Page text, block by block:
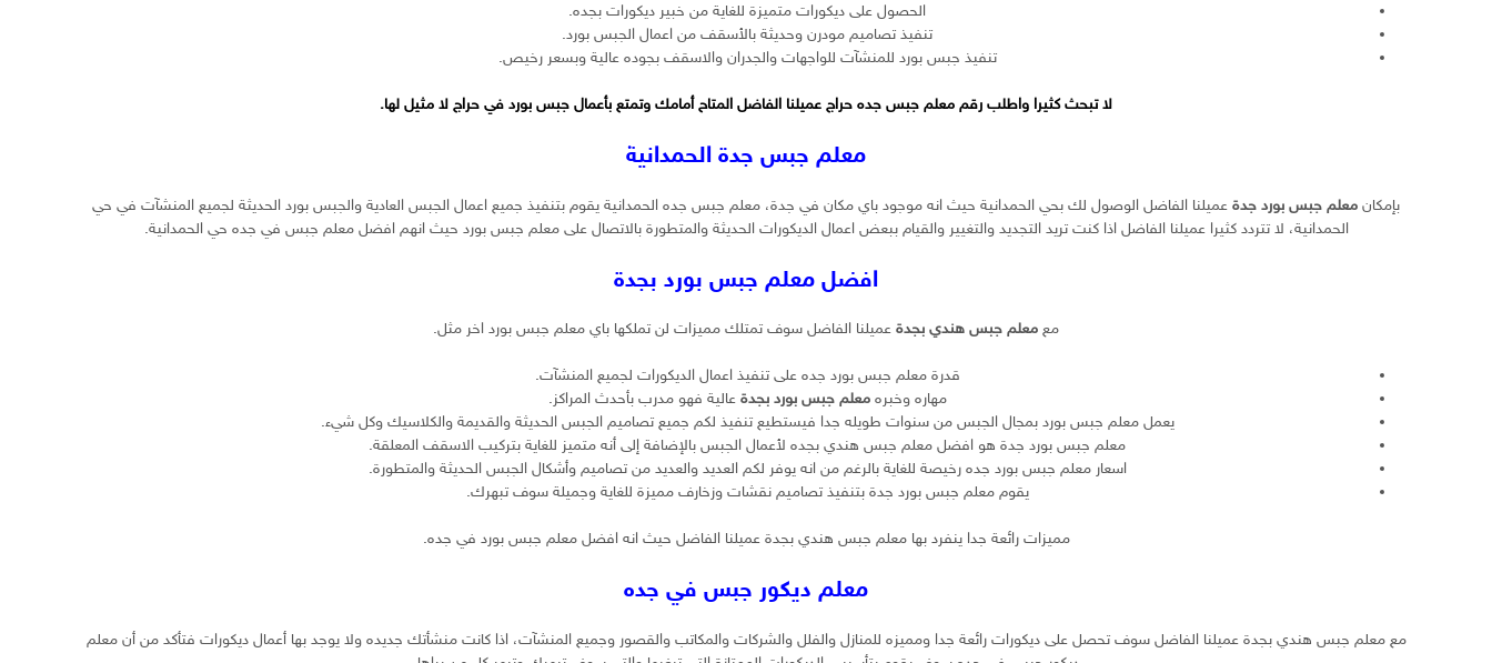
الحصول على ديكورات متميزة للغاية من خبير ديكورات بجده.
تنفيذ تصاميم مودرن وحديثة بالأسقف من اعمال الجبس بورد.
تنفيذ جبس بورد للمنشآت للواجهات والجدران والاسقف بجوده عالية وبسعر رخيص.
لا تبحث كثيرا واطلب رقم معلم جبس جده حراج عميلنا الفاضل المتاح أمامك وتمتع بأعمال جبس بورد في حراج لا مثيل لها.
معلم جبس جدة الحمدانية
بإمكان معلم جبس بورد جدة عميلنا الفاضل الوصول لك بحي الحمدانية حيث انه موجود باي مكان في جدة، معلم جبس جده الحمدانية يقوم بتنفيذ جميع اعمال الجبس العادية والجبس بورد الحديثة لجميع المنشآت في حي
الحمدانية، لا تتردد كثيرا عميلنا الفاضل اذا كنت تريد التجديد والتغيير والقيام ببعض اعمال الديكورات الحديثة والمتطورة بالاتصال على معلم جبس بورد حيث انهم افضل معلم جبس في جده حي الحمدانية.
افضل معلم جبس بورد بجدة
مع معلم جبس هندي بجدة عميلنا الفاضل سوف تمتلك مميزات لن تملكها باي معلم جبس بورد اخر مثل.
قدرة معلم جبس بورد جده على تنفيذ اعمال الديكورات لجميع المنشآت.
مهاره وخبرهمعلم جبس بورد بجدة عالية فهو مدرب بأحدث المراكز.
يعمل معلم جبس بورد بمجال الجبس من سنوات طويله جدا فيستطيع تنفيذ لكم جميع تصاميم الجبس الحديثة والقديمة والكلاسيك وكل شيء.
معلم جبس بورد جدة هو افضل معلم جبس هندي بجده لأعمال الجبس بالإضافة إلى أنه متميز للغاية بتركيب الاسقف المعلقة.
اسعار معلم جبس بورد جده رخيصة للغاية بالرغم من انه يوفر لكم العديد والعديد من تصاميم وأشكال الجبس الحديثة والمتطورة.
يقوم معلم جبس بورد جدة بتنفيذ تصاميم نقشات وزخارف مميزة للغاية وجميلة سوف تبهرك.
مميزات رائعة جدا ينفرد بها معلم جبس هندي بجدة عميلنا الفاضل حيث انه افضل معلم جبس بورد في جده.
معلم ديكور جبس في جده
مع معلم جبس هندي بجدة عميلنا الفاضل سوف تحصل على ديكورات رائعة جدا ومميزه للمنازل والفلل والشركات والمكاتب والقصور وجميع المنشآت، اذا كانت منشأتك جديده ولا يوجد بها أعمال ديكورات فتأكد من أن معلم